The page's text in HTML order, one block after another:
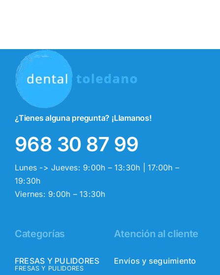
¿Tienes alguna pregunta? ¡Llamanos!
968 30 87 99
Lunes -> Jueves: 9:00h – 13:30h | 17:00h –
19:30h
Viernes: 9:00h – 13:30h
Categorías
FRESAS Y PULIDORES
FRESAS Y PULIDORES
Atención al cliente
Envíos y seguimiento